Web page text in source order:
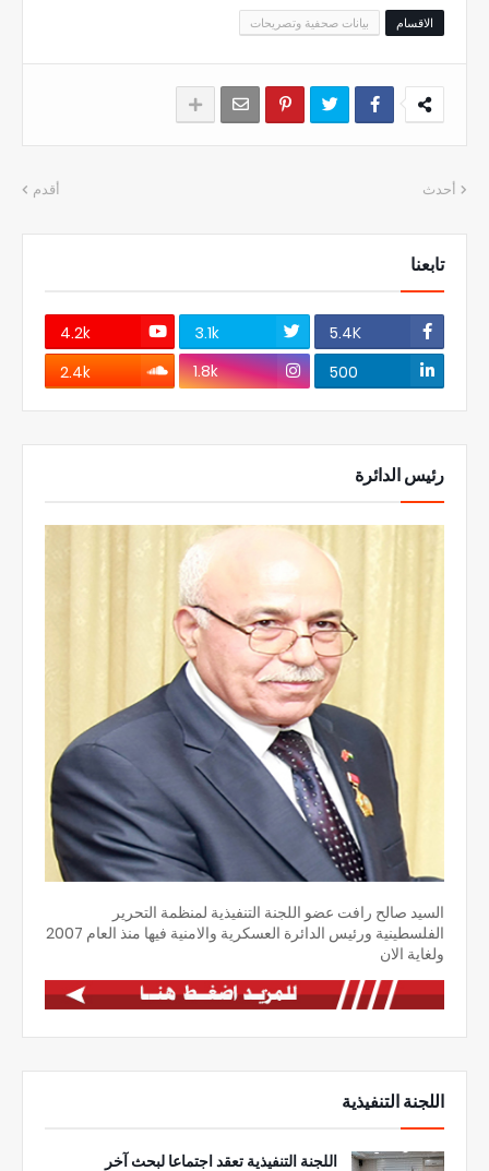
الاقسام بيانات صحفية وتصريحات
أحدث أقدم
تابعنا
5.4K
3.1k
4.2k
500
1.8k
2.4k
رئيس الدائرة
السيد صالح رافت عضو اللجنة التنفيذية لمنظمة التحرير
الفلسطينية ورئيس الدائرة العسكرية والامنية فيها منذ العام 2007
ولغاية الان
اللجنة التنفيذية
اللجنة التنفيذية تعقد اجتماعا لبحث آخر